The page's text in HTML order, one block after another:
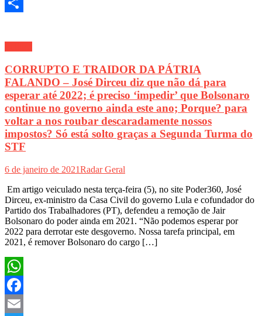
Twitter
CORRUPTO E TRAIDOR DA PÁTRIA
FALANDO – José Dirceu diz que não dá para
esperar até 2022; é preciso ‘impedir’ que Bolsonaro
continue no governo ainda este ano; Porque? para
voltar a nos roubar descaradamente nossos
impostos? Só está solto graças a Segunda Turma do
STF
6 de janeiro de 2021Radar Geral
Em artigo veiculado nesta terça-feira (5), no site Poder360, José
Dirceu, ex-ministro da Casa Civil do governo Lula e cofundador do
Partido dos Trabalhadores (PT), defendeu a remoção de Jair
Bolsonaro do poder ainda em 2021. “Não podemos esperar por
2022 para derrotar este desgoverno. Nossa tarefa principal, em
2021, é remover Bolsonaro do cargo […]
WhatsApp
Facebook